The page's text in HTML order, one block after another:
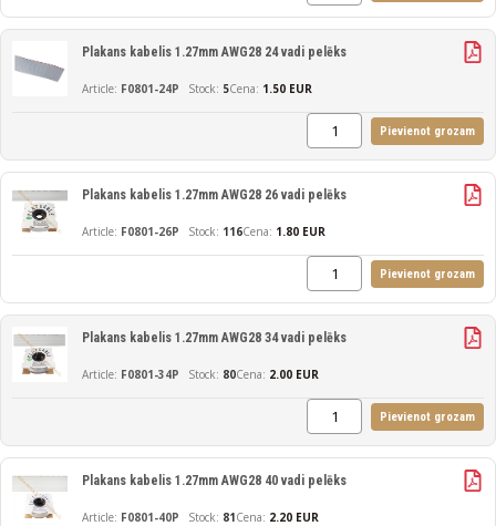
F0801-24P
Plakans kabelis 1.27mm AWG28 24 vadi pelēks
5Cena: 1.50 EUR
Pievienot grozam
F0801-26P
Plakans kabelis 1.27mm AWG28 26 vadi pelēks
116Cena: 1.80 EUR
Pievienot grozam
F0801-34P
Plakans kabelis 1.27mm AWG28 34 vadi pelēks
80Cena: 2.00 EUR
Pievienot grozam
F0801-40P
Plakans kabelis 1.27mm AWG28 40 vadi pelēks
81Cena: 2.20 EUR